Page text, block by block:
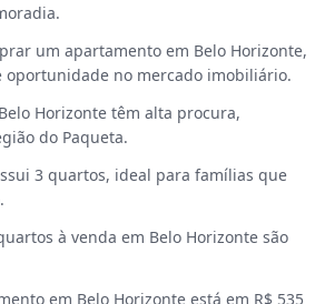
um apartamento em Belo Horizonte,
oportunidade no mercado imobiliário.
Horizonte têm alta procura,
do Paqueta.
3 quartos, ideal para famílias que
à venda em Belo Horizonte são
em Belo Horizonte está em R$ 535